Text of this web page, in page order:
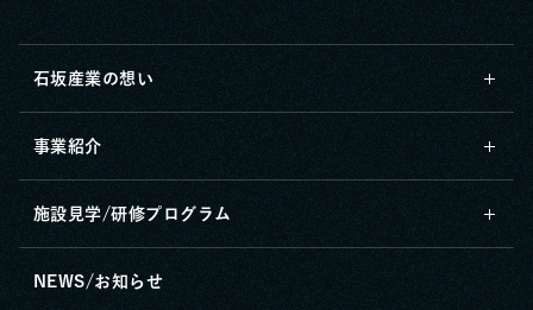
石坂産業の想い
事業紹介
施設見学/研修プログラム
NEWS/お知らせ